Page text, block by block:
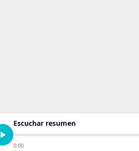
Escuchar resumen
0:00